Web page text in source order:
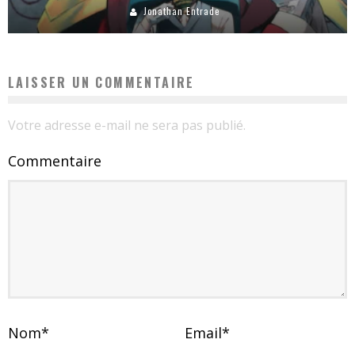
Jonathan Entrade
LAISSER UN COMMENTAIRE
Votre adresse e-mail ne sera pas publié.
Commentaire
Nom* Email*